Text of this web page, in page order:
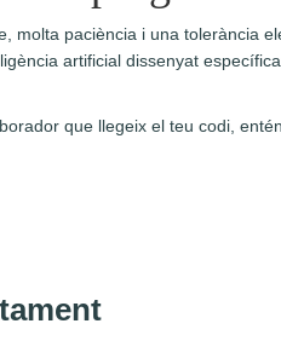
molta paciència i una tolerància
artificial dissenyat
que llegeix el teu codi,